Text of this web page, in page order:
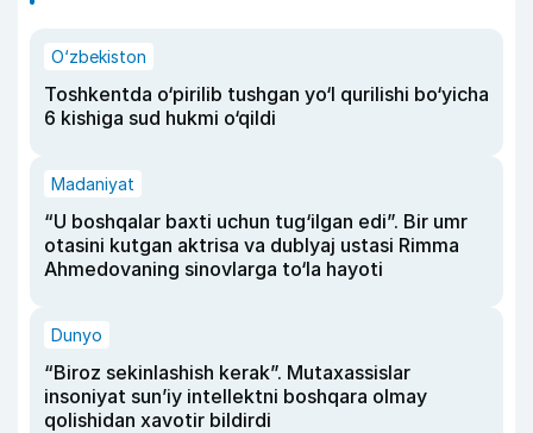
O‘zbekiston
Toshkentda o‘pirilib tushgan yo‘l qurilishi bo‘yicha
6 kishiga sud hukmi o‘qildi
Madaniyat
“U boshqalar baxti uchun tug‘ilgan edi”. Bir umr
otasini kutgan aktrisa va dublyaj ustasi Rimma
Ahmedovaning sinovlarga to‘la hayoti
Dunyo
“Biroz sekinlashish kerak”. Mutaxassislar
insoniyat sun’iy intellektni boshqara olmay
qolishidan xavotir bildirdi